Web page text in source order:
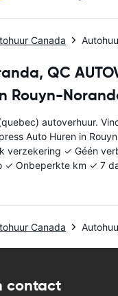
Canada
QC
Rouyn-
autoverhuur.
Auto Huren in
verzekering ✓ Géén
✓ Onbeperkte km ✓ 7
Canada
contact